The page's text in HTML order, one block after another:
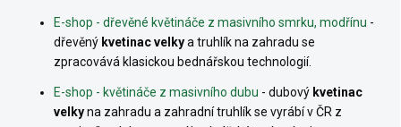
E-shop - dřevěné květináče z masivního smrku, modřínu -
dřevěný kvetinac velkya truhlík na zahradu se
zpracovává klasickou bednářskou technologií.
E-shop - květináče z masivního dubu - dubový kvetinac
velkyna zahradu a zahradní truhlík se vyrábí v ČR z